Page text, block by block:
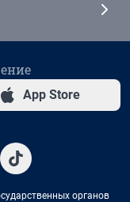
App Store
органов